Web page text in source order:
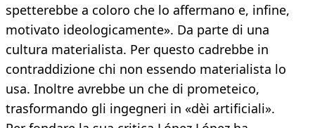
spetterebbe a coloro che lo affermano e, infine,
motivato ideologicamente». Da parte di una
cultura materialista. Per questo cadrebbe in
contraddizione chi non essendo materialista lo
usa. Inoltre avrebbe un che di prometeico,
trasformando gli ingegneri in «dèi artificiali».